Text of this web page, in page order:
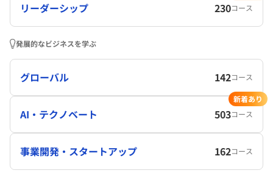
リーダーシップ 230コース
発展的なビジネスを学ぶ
グローバル 142コース
AI・テクノベート 503コース
新着あり
事業開発・スタートアップ 162コース